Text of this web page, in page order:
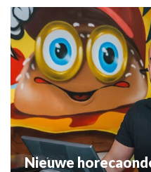
Nieuwe